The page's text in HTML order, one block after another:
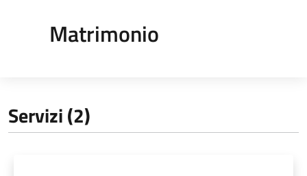
Matrimonio
Servizi (2)